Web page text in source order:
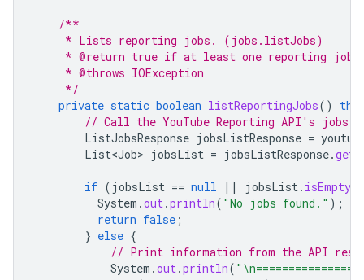
/**
     * Lists reporting jobs. (jobs.listJobs)
* @return true if at least one reporting job
     * @throws IOException
     */
private static boolean listReportingJobs()
// Call the YouTube Reporting API's
ListJobsResponse jobsListResponse =
List<Job> jobsList = jobsListResponse.
if ( jobsList == null || jobsList. isEmpty
System .out.println( "No jobs found." );
return false ;
} else {
// Print information from the API
System .out.println(